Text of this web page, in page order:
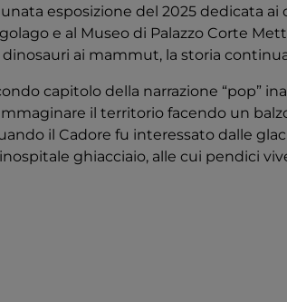
esposizione del 2025 dedicata ai
e al Museo di Palazzo Corte
dinosauri ai mammut, la storia
capitolo della narrazione “pop”
il territorio facendo un
il Cadore fu interessato dalle
ghiacciaio, alle cui pendici